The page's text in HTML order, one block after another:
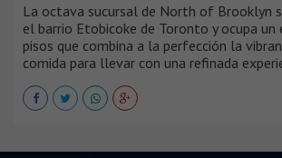
La octava sucursal de North of Brooklyn
el barrio Etobicoke de Toronto y ocupa un
pisos que combina a la perfección la
comida para llevar con una refinada